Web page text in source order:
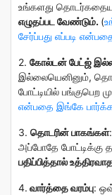
உங்களது
எழுதப்பட வேண்டும். (
சேர்ப்பது எப்படி
2. கோல்டன் பேட்ஜ்
இல்லையெனினும்,
போட்டியில் பங்குபெற
என்பதை இங்கே
3. தொடரின் பாகங்கள்:
அப்போதே போட்டிக்கு
பதிப்பித்தால்
4. வார்த்தை வரம்பு: